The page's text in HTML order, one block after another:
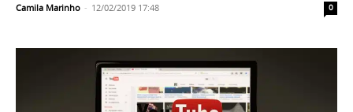
Camila Marinho - 12/02/2019 17:48 0